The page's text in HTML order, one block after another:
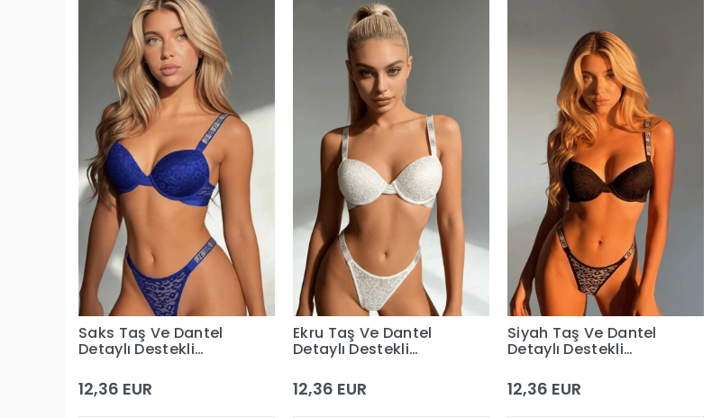
Saks Taş Ve Dantel
Detaylı Destekli
12,36 EUR
Ekru Taş Ve Dantel
Detaylı Destekli
12,36 EUR
Siyah Taş Ve Dantel
Detaylı Destekli
12,36 EUR